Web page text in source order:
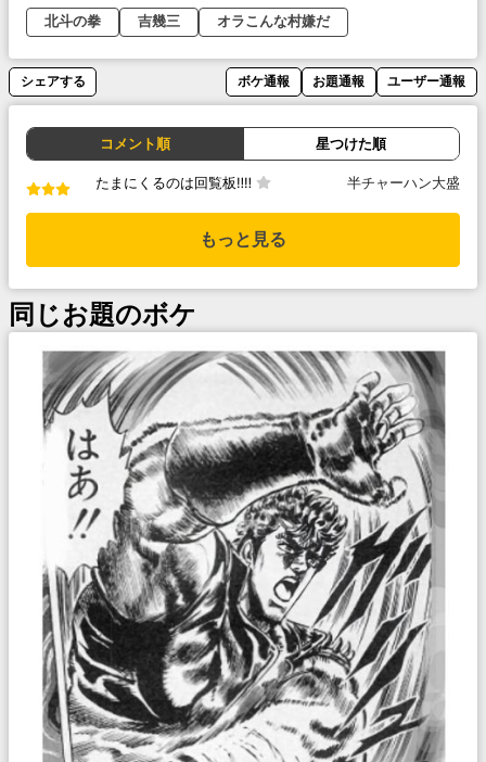
北斗の拳
吉幾三 オラこんな村嫌だ
シェアする ボケ通報 お題通報 ユーザー通報
コメント順 星つけた順
たまにくるのは回覧板‼︎‼︎ 半チャーハン大盛
もっと見る
同じお題のボケ